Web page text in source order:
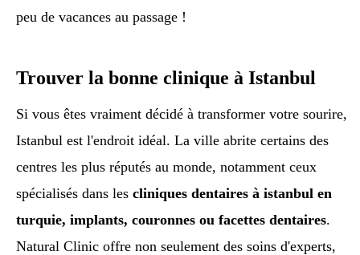
peu de vacances au passage !
Trouver la bonne clinique à Istanbul
Si vous êtes vraiment décidé à transformer votre sourire,
Istanbul est l'endroit idéal. La ville abrite certains des
centres les plus réputés au monde, notamment ceux
spécialisés dans les cliniques dentaires à istanbul en
turquie, implants, couronnes ou facettes dentaires.
Natural Clinic offre non seulement des soins d'experts,